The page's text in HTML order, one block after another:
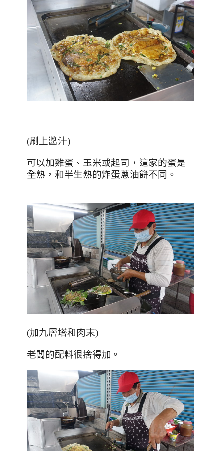
(刷上醬汁)
可以加雞蛋、玉米或起司，這家的蛋是
全熟，和半生熟的炸蛋蔥油餅不同。
(加九層塔和肉末)
老闆的配料很捨得加。